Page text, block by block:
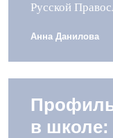
Русской
Анна Данилова
в школе: